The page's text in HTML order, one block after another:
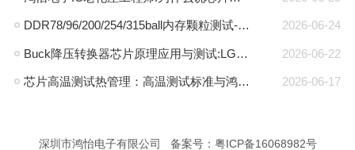
2026-06-24
DDR78/96/200/254/315ball内存颗粒测试-鸿怡电子DDR芯片测试夹具治具
2026-06-22
Buck降压转换器芯片原理应用与测试:LGA30pin封装与鸿怡电子芯片测试座方案
2026-06-17
芯片高温测试热管理：高温测试标准与鸿怡电子散热型芯片测试座方案
深圳市鸿怡电子有限公司 备案号： 粤ICP备16068982号